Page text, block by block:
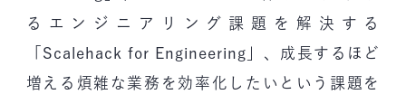
るエンジニアリング課題を解決する
「Scalehack for Engineering」、成長するほど
増える煩雑な業務を効率化したいという課題を